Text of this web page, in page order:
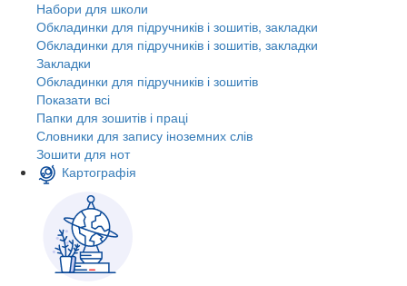
Набори для школи
Обкладинки для підручників і зошитів, закладки
Обкладинки для підручників і зошитів, закладки
Закладки
Обкладинки для підручників і зошитів
Показати всі
Папки для зошитів і праці
Словники для запису іноземних слів
Зошити для нот
Картографія